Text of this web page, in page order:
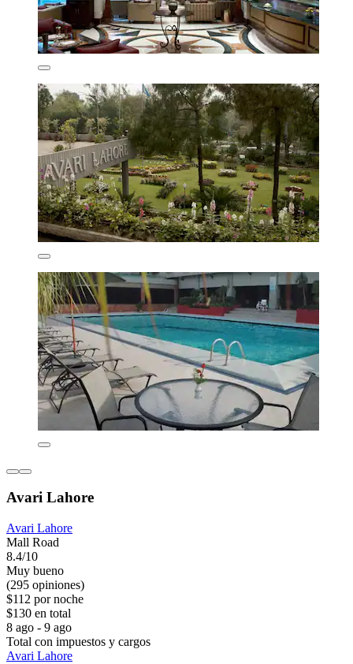
Avari Lahore
Avari Lahore
Mall Road
8.4/10
Muy bueno
(295 opiniones)
$112 por noche
$130 en total
8 ago - 9 ago
Total con impuestos y cargos
Avari Lahore